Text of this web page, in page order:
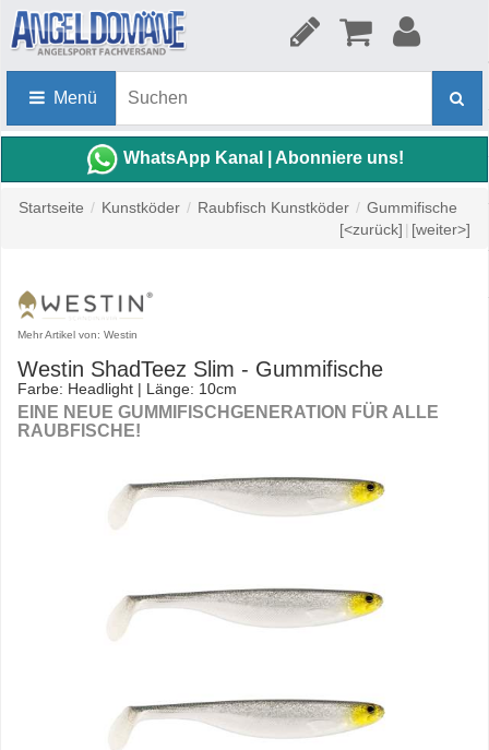
Menü
WhatsApp Kanal | Abonniere uns!
Startseite / Kunstköder / Raubfisch Kunstköder / Gummifische
[<zurück] | [weiter>]
Mehr Artikel von: Westin
Westin ShadTeez Slim - Gummifische
Farbe: Headlight | Länge: 10cm
EINE NEUE GUMMIFISCHGENERATION FÜR ALLE
RAUBFISCHE!